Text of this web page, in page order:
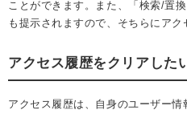
ことができます。また、「検索/置
も提示されますので、そちらにアク
アクセス履歴をクリアした
アクセス履歴は、自身のユーザー